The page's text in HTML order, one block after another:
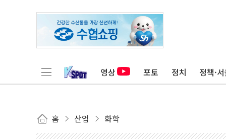
영상 포토 정치 정책·
홈 산업 화학